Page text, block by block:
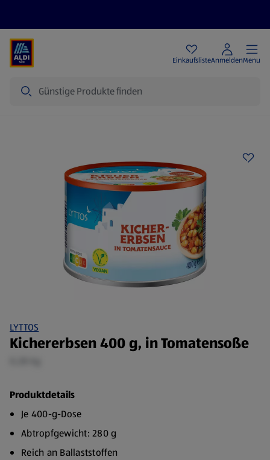
EinkaufslisteAnmeldenMenu
LYTTOS
Kichererbsen 400 g, in Tomatensoße
Produktdetails
Je 400-g-Dose
Abtropfgewicht: 280 g
Reich an Ballaststoffen